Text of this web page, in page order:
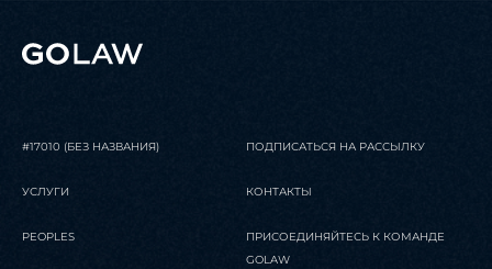
#17010 (БЕЗ НАЗВАНИЯ)
УСЛУГИ
PEOPLES
ПОДПИСАТЬСЯ НА РАССЫЛКУ
КОНТАКТЫ
ПРИСОЕДИНЯЙТЕСЬ К КОМАНДЕ
GOLAW